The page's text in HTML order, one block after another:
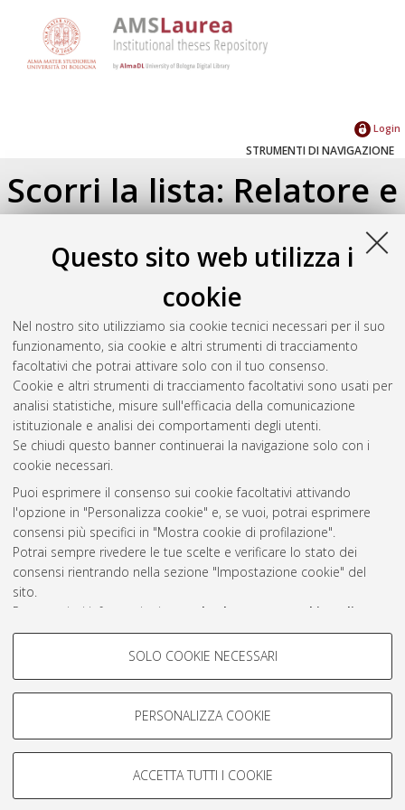
Questo sito web utilizza i
cookie
Nel nostro sito utilizziamo sia cookie tecnici necessari per il suo
funzionamento, sia cookie e altri strumenti di tracciamento
facoltativi che potrai attivare solo con il tuo consenso.
Cookie e altri strumenti di tracciamento facoltativi sono usati per
analisi statistiche, misure sull'efficacia della comunicazione
istituzionale e analisi dei comportamenti degli utenti.
Se chiudi questo banner continuerai la navigazione solo con i
cookie necessari.
Puoi esprimere il consenso sui cookie facoltativi attivando
l'opzione in "Personalizza cookie" e, se vuoi, potrai esprimere
consensi più specifici in "Mostra cookie di profilazione".
Potrai sempre rivedere le tue scelte e verificare lo stato dei
consensi rientrando nella sezione "Impostazione cookie" del
sito.
Per maggiori informazioni
consulta la nostra Cookie policy
COOKIE DI PROFILAZIONE -
Si tratta di cookie utilizzati per analizzare le caratteristiche della
navigazione degli utenti, creare profili in base al loro comportamento
Mostra cookie di profilazione
COOKIE TECNICI - NECESSARI
SOLO COOKIE NECESSARI
PERSONALIZZA COOKIE
ACCETTA TUTTI I COOKIE
Login
STRUMENTI DI NAVIGAZIONE
Scorri la lista: Relatore e
Correlatore
Su di un livello
Seleziona un valore dall'elenco sottostante.
2025(1)
2024(2)
2023 (3)
2022(1)
2021(2)
Atom
Rss 1.0
Rss 2.0
Impostazioni Cookie
Informativa sulla privacy
Condizioni d’uso del sito